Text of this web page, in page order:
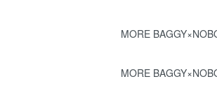
MORE
MORE